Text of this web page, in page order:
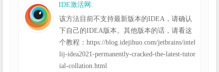
IDE激活网 :
该方法目前不支持最新版本的IDEA，请确认
下自己的IDEA版本。其他版本的话，请看这
个教程：https://blog.idejihuo.com/jetbrains/intel
lij-idea2021-permanently-cracked-the-latest-tutor
ial-collation.html